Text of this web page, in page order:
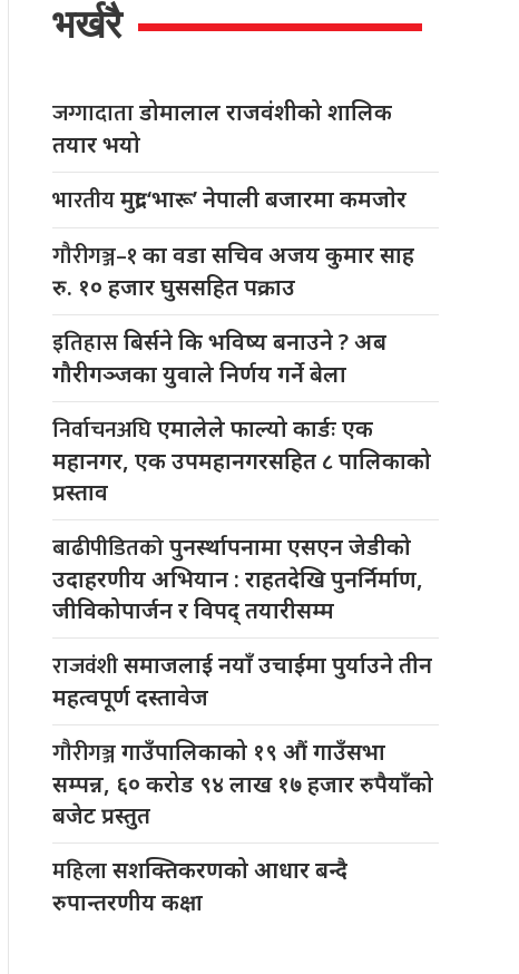
भर्खरै
जग्गादाताडोमालाल राजवंशीको शालिक
तयार भयो
भारतीयमुद्रा ‘भारू’ नेपाली बजारमा कमजाेर
गौरीगञ्ज–१का वडा सचिव अजय कुमार साह
रु. १० हजार घुससहित पक्राउ
इतिहासबिर्सने कि भविष्य बनाउने ? अब
गौरीगञ्जका युवाले निर्णय गर्ने बेला
निर्वाचनअघिएमालेले फाल्यो कार्डः एक
महानगर, एक उपमहानगरसहित ८ पालिकाको
प्रस्ताव
बाढीपीडितकोपुनर्स्थापनामा एसएन जेडीको
उदाहरणीय अभियान : राहतदेखि पुनर्निर्माण,
जीविकोपार्जन र विपद् तयारीसम्म
राजवंशीसमाजलाई नयाँ उचाईमा पुर्याउने तीन
महत्वपूर्ण दस्तावेज
गौरीगञ्जगाउँपालिकाको १९ औं गाउँसभा
सम्पन्न, ६० करोड ९४ लाख १७ हजार रुपैयाँको
बजेट प्रस्तुत
महिलासशक्तिकरणको आधार बन्दै
रुपान्तरणीय कक्षा